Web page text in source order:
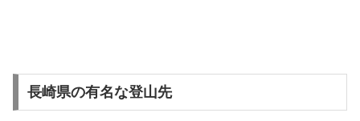
長崎県の有名な登山先